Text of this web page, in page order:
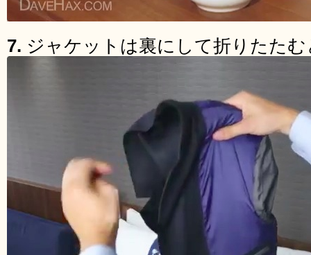
7. ジャケットは裏にして折りたた